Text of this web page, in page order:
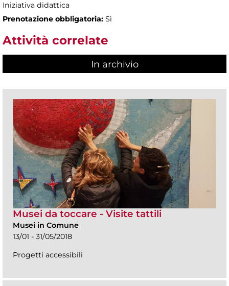
Iniziativa didattica
Prenotazione obbligatoria: Sì
Attività correlate
In archivio
Musei da toccare - Visite tattili
Musei in Comune
13/01 - 31/05/2018
Progetti accessibili